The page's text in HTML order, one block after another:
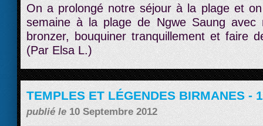
On a prolongé notre séjour à la plage et
semaine à la plage de Ngwe Saung avec
bronzer, bouquiner tranquillement et faire
(Par Elsa L.)
TEMPLES ET LÉGENDES BIRMANES -
publié le 10 Septembre 2012